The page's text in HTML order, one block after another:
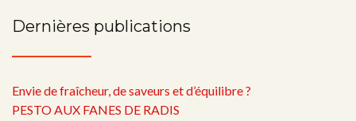
Dernières publications
Envie de fraîcheur, de saveurs et d’équilibre ?
PESTO AUX FANES DE RADIS